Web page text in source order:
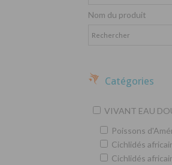
Nom du produit
Catégories
VIVANT EAU
Poissons
Cichlidés
Cichlidés